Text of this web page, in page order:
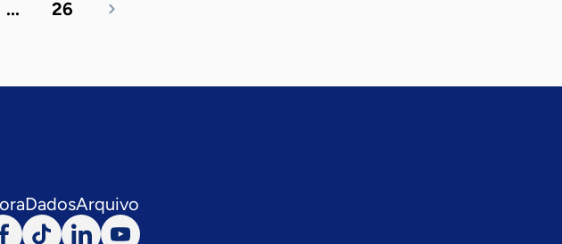
... 26
DadosArquivo